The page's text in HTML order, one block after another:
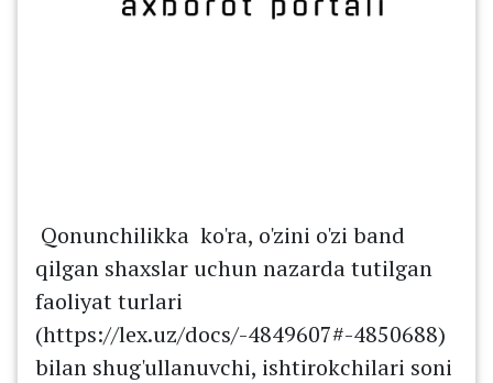
Qonunchilikka ko'ra, o'zini o'zi band
qilgan shaxslar uchun nazarda tutilgan
faoliyat turlari
(https://lex.uz/docs/-4849607#-4850688)
bilan shug'ullanuvchi, ishtirokchilari soni